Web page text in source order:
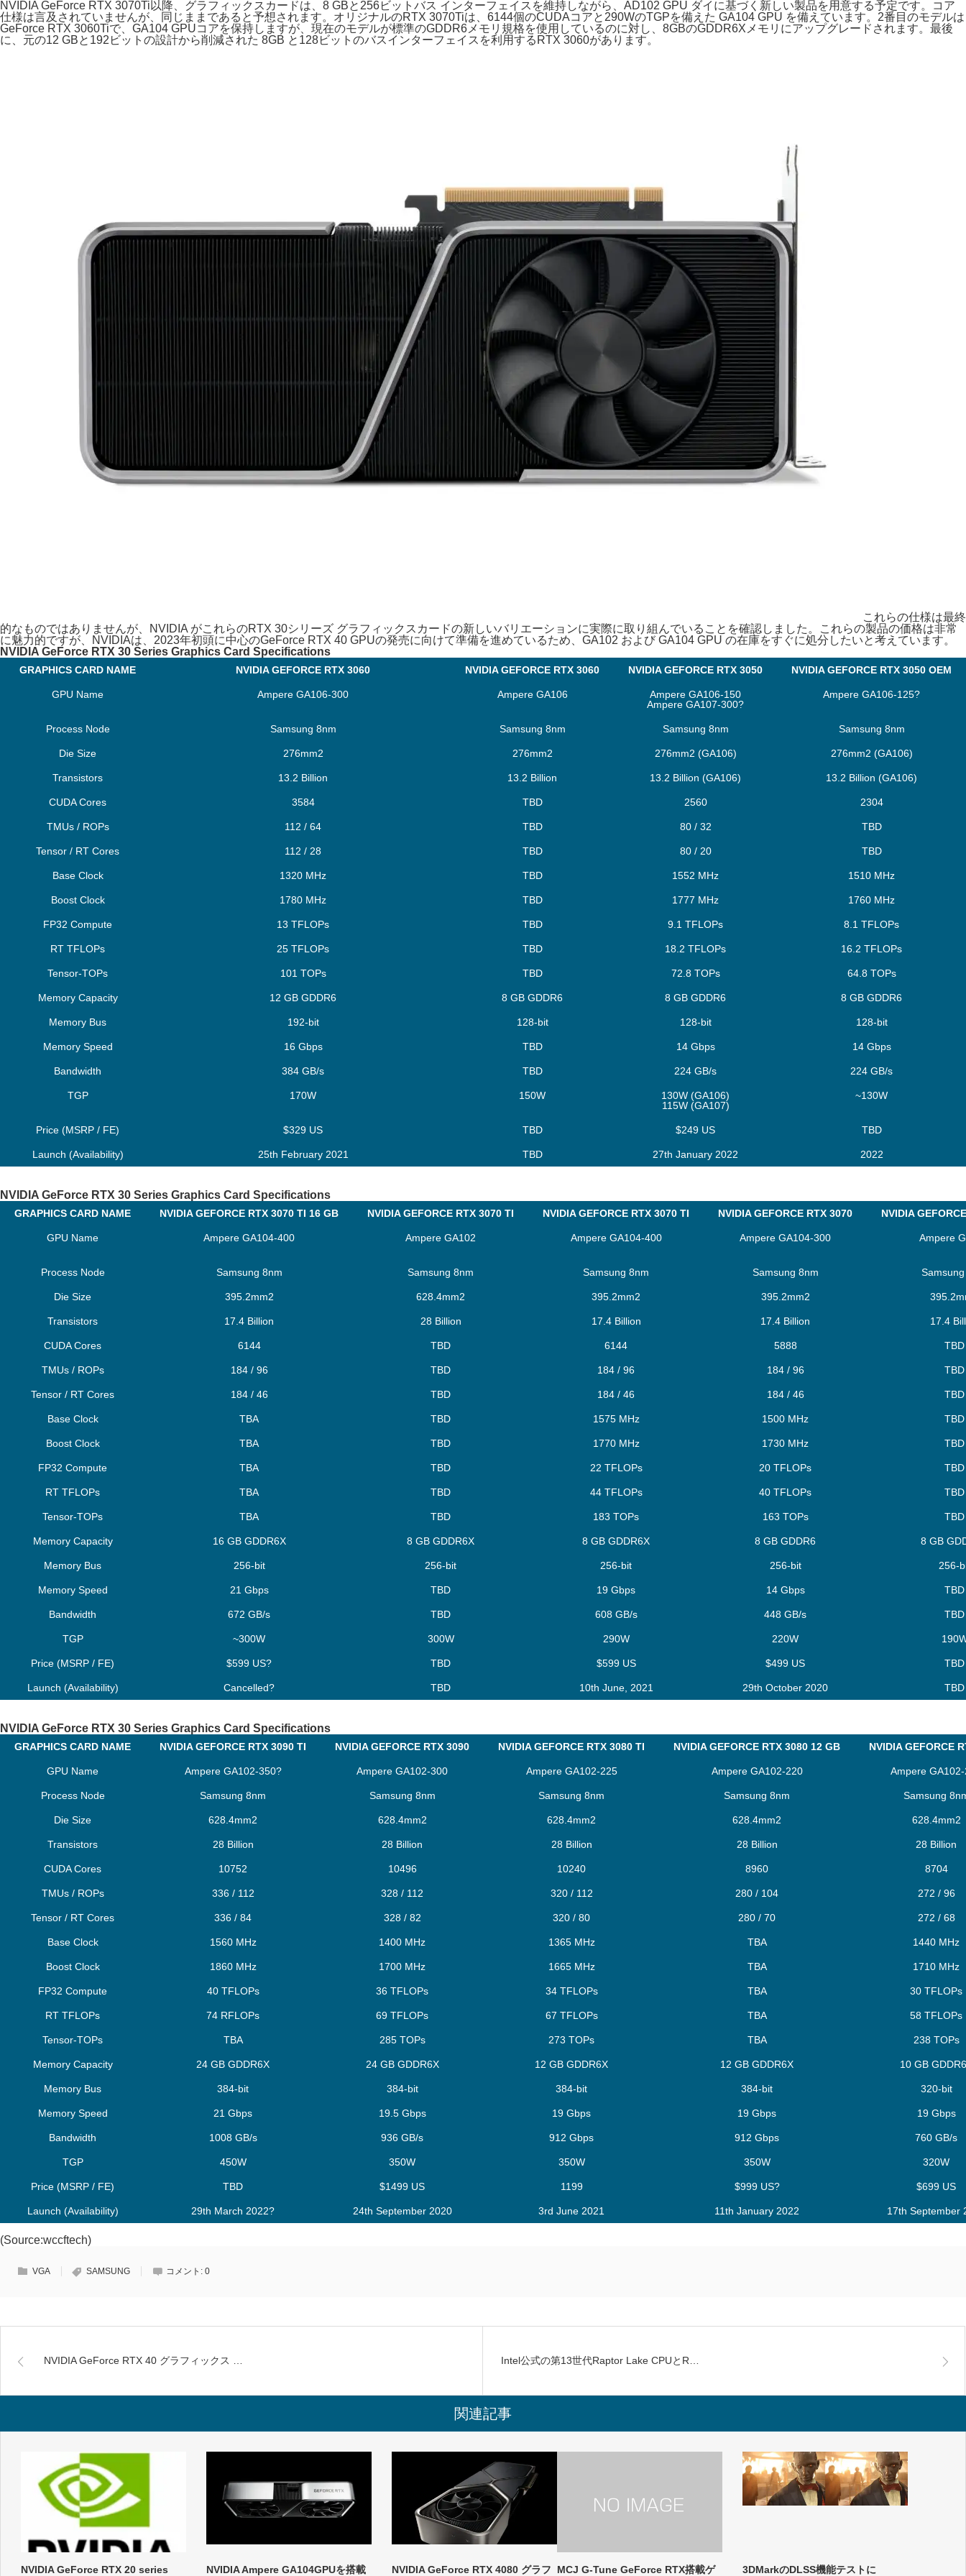
NVIDIA GeForce RTX 3070Ti以降、グラフィックスカードは、8 GBと256ビットバス インターフェイスを維持しながら、AD102 GPU ダイに基づく新しい製品を用意する予定です。コア
仕様は言及されていませんが、同じままであると予想されます。オリジナルのRTX 3070Tiは、6144個のCUDAコアと290WのTGPを備えた GA104 GPU を備えています。2番目のモデルは
GeForce RTX 3060Tiで、GA104 GPUコアを保持しますが、現在のモデルが標準のGDDR6メモリ規格を使用しているのに対し、8GBのGDDR6Xメモリにアップグレードされます。最後
に、元の12 GBと192ビットの設計から削減された 8GB と128ビットのバスインターフェイスを利用するRTX 3060があります。
これらの仕様は最終
的なものではありませんが、NVIDIA がこれらのRTX 30シリーズ グラフィックスカードの新しいバリエーションに実際に取り組んでいることを確認しました。これらの製品の価格は非常
に魅力的ですが、NVIDIAは、2023年初頭に中心のGeForce RTX 40 GPUの発売に向けて準備を進めているため、GA102 および GA104 GPU の在庫をすぐに処分したいと考えています。
NVIDIA GeForce RTX 30 Series Graphics Card Specifications
GRAPHICS CARD NAME NVIDIA GEFORCE RTX 3060 NVIDIA GEFORCE RTX 3060 NVIDIA GEFORCE RTX 3050 NVIDIA GEFORCE RTX 3050 OEM
GPU Name Ampere GA106-300 Ampere GA106
Ampere GA106-150
Ampere GA107-300?
Ampere GA106-125?
Process Node Samsung 8nm Samsung 8nm Samsung 8nm Samsung 8nm
Die Size 276mm2 276mm2 276mm2 (GA106) 276mm2 (GA106)
Transistors 13.2 Billion 13.2 Billion 13.2 Billion (GA106) 13.2 Billion (GA106)
CUDA Cores 3584 TBD 2560 2304
TMUs / ROPs 112 / 64 TBD 80 / 32 TBD
Tensor / RT Cores 112 / 28 TBD 80 / 20 TBD
Base Clock 1320 MHz TBD 1552 MHz 1510 MHz
Boost Clock 1780 MHz TBD 1777 MHz 1760 MHz
FP32 Compute 13 TFLOPs TBD 9.1 TFLOPs 8.1 TFLOPs
RT TFLOPs 25 TFLOPs TBD 18.2 TFLOPs 16.2 TFLOPs
Tensor-TOPs 101 TOPs TBD 72.8 TOPs 64.8 TOPs
Memory Capacity 12 GB GDDR6 8 GB GDDR6 8 GB GDDR6 8 GB GDDR6
Memory Bus 192-bit 128-bit 128-bit 128-bit
Memory Speed 16 Gbps TBD 14 Gbps 14 Gbps
Bandwidth 384 GB/s TBD 224 GB/s 224 GB/s
TGP 170W 150W
130W (GA106)
115W (GA107)
~130W
Price (MSRP / FE) $329 US TBD $249 US TBD
Launch (Availability) 25th February 2021 TBD 27th January 2022 2022
NVIDIA GeForce RTX 30 Series Graphics Card Specifications
GRAPHICS CARD NAME NVIDIA GEFORCE RTX 3070 TI 16 GB NVIDIA GEFORCE RTX 3070 TI NVIDIA GEFORCE RTX 3070 TI NVIDIA GEFORCE RTX 3070 NVIDIA
GPU Name Ampere GA104-400 Ampere GA102 Ampere GA104-400 Ampere GA104-300 Ampere
Process Node Samsung 8nm Samsung 8nm Samsung 8nm Samsung 8nm
Die Size 395.2mm2 628.4mm2 395.2mm2 395.2mm2
Transistors 17.4 Billion 28 Billion 17.4 Billion 17.4 Billion 17.4
CUDA Cores 6144 TBD 6144 5888 TBD
TMUs / ROPs 184 / 96 TBD 184 / 96 184 / 96 TBD
Tensor / RT Cores 184 / 46 TBD 184 / 46 184 / 46 TBD
Base Clock TBA TBD 1575 MHz 1500 MHz TBD
Boost Clock TBA TBD 1770 MHz 1730 MHz TBD
FP32 Compute TBA TBD 22 TFLOPs 20 TFLOPs TBD
RT TFLOPs TBA TBD 44 TFLOPs 40 TFLOPs TBD
Tensor-TOPs TBA TBD 183 TOPs 163 TOPs TBD
Memory Capacity 16 GB GDDR6X 8 GB GDDR6X 8 GB GDDR6X 8 GB GDDR6 8 GB
Memory Bus 256-bit 256-bit 256-bit 256-bit 256-
Memory Speed 21 Gbps TBD 19 Gbps 14 Gbps TBD
Bandwidth 672 GB/s TBD 608 GB/s 448 GB/s TBD
TGP ~300W 300W 290W 220W
Price (MSRP / FE) $599 US? TBD $599 US $499 US TBD
Launch (Availability) Cancelled? TBD 10th June, 2021 29th October 2020 TBD
NVIDIA GeForce RTX 30 Series Graphics Card Specifications
GRAPHICS CARD NAME NVIDIA GEFORCE RTX 3090 TI NVIDIA GEFORCE RTX 3090 NVIDIA GEFORCE RTX 3080 TI NVIDIA GEFORCE RTX 3080 12 GB NVIDIA GEFORCE
GPU Name Ampere GA102-350? Ampere GA102-300 Ampere GA102-225 Ampere GA102-220 Ampere
Process Node Samsung 8nm Samsung 8nm Samsung 8nm Samsung 8nm Samsung
Die Size 628.4mm2 628.4mm2 628.4mm2 628.4mm2 628.4mm2
Transistors 28 Billion 28 Billion 28 Billion 28 Billion 28 Billion
CUDA Cores 10752 10496 10240 8960 8704
TMUs / ROPs 336 / 112 328 / 112 320 / 112 280 / 104 272 / 96
Tensor / RT Cores 336 / 84 328 / 82 320 / 80 280 / 70 272 / 68
Base Clock 1560 MHz 1400 MHz 1365 MHz TBA 1440 MHz
Boost Clock 1860 MHz 1700 MHz 1665 MHz TBA 1710 MHz
FP32 Compute 40 TFLOPs 36 TFLOPs 34 TFLOPs TBA 30 TFLOPs
RT TFLOPs 74 RFLOPs 69 TFLOPs 67 TFLOPs TBA 58 TFLOPs
Tensor-TOPs TBA 285 TOPs 273 TOPs TBA 238 TOPs
Memory Capacity 24 GB GDDR6X 24 GB GDDR6X 12 GB GDDR6X 12 GB GDDR6X 10 GB
Memory Bus 384-bit 384-bit 384-bit 384-bit 320-bit
Memory Speed 21 Gbps 19.5 Gbps 19 Gbps 19 Gbps 19 Gbps
Bandwidth 1008 GB/s 936 GB/s 912 Gbps 912 Gbps 760 GB/s
TGP 450W 350W 350W 350W 320W
Price (MSRP / FE) TBD $1499 US 1199 $999 US? $699 US
Launch (Availability) 29th March 2022? 24th September 2020 3rd June 2021 11th January 2022 17th September
(Source:wccftech)
VGA SAMSUNG コメント: 0
NVIDIA GeForce RTX 40 グラフィックス … Intel公式の第13世代Raptor Lake CPUとR…
関連記事
NVIDIA GeForce RTX 20 series NVIDIA Ampere GA104GPUを搭載 NVIDIA GeForce RTX 4080 グラフ MCJ G-Tune GeForce RTX搭載ゲ 3DMarkのDLSS機能テストに